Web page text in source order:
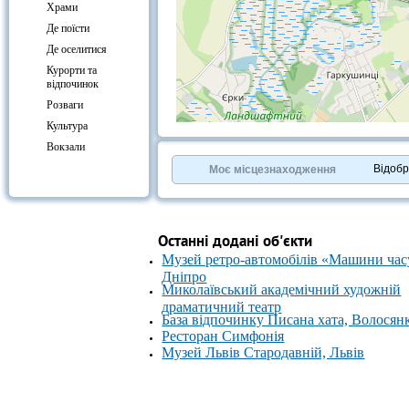
Храми
Де поїсти
Де оселитися
Курорти та
відпочинок
Розваги
Культура
Вокзали
OpenStreetMapcontributors.
»
Моє місцезнаходження
Останні додані об'єкти
Музей ретро-автомобілів «Машини
Дніпро
Миколаївський академічний художній
драматичний театр
База відпочинку Писана хата,
Ресторан Симфонія
Музей Львів Стародавній, Львів